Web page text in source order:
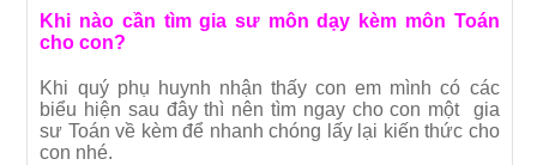
Khi nào cần tìm gia sư môn dạy kèm môn Toán
cho con?
Khi quý phụ huynh nhận thấy con em mình có các
biểu hiện sau đây thì nên tìm ngay cho con một gia
sư Toán về kèm để nhanh chóng lấy lại kiến thức cho
con nhé.